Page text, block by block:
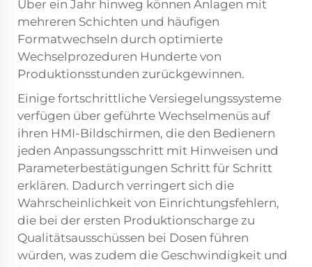
Über ein Jahr hinweg können Anlagen mit
mehreren Schichten und häufigen
Formatwechseln durch optimierte
Wechselprozeduren Hunderte von
Produktionsstunden zurückgewinnen.
Einige fortschrittliche Versiegelungssysteme
verfügen über geführte Wechselmenüs auf
ihren HMI-Bildschirmen, die den Bedienern
jeden Anpassungsschritt mit Hinweisen und
Parameterbestätigungen Schritt für Schritt
erklären. Dadurch verringert sich die
Wahrscheinlichkeit von Einrichtungsfehlern,
die bei der ersten Produktionscharge zu
Qualitätsausschüssen bei Dosen führen
würden, was zudem die Geschwindigkeit und